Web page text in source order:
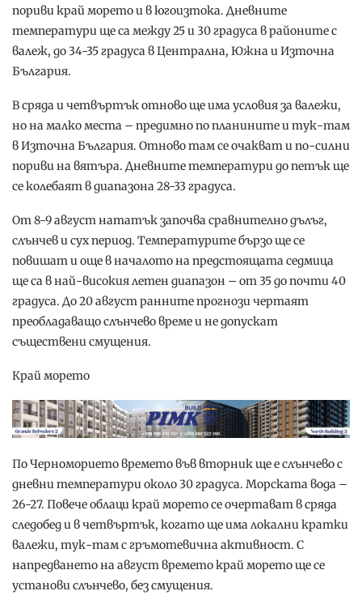
пориви край морето и в югоизтока. Дневните
температури ще са между 25 и 30 градуса в районите с
валеж, до 34-35 градуса в Централна, Южна и Източна
България.
В сряда и четвъртък отново ще има условия за валежи,
но на малко места – предимно по планините и тук-там
в Източна България. Отново там се очакват и по-силни
пориви на вятъра. Дневните температури до петък ще
се колебаят в диапазона 28-33 градуса.
От 8-9 август нататък започва сравнително дълъг,
слънчев и сух период. Температурите бързо ще се
повишат и още в началото на предстоящата седмица
ще са в най-високия летен диапазон – от 35 до почти 40
градуса. До 20 август ранните прогнози чертаят
преобладаващо слънчево време и не допускат
съществени смущения.
Край морето
По Черноморието времето във вторник ще е слънчево с
дневни температури около 30 градуса. Морската вода –
26-27. Повече облаци край морето се очертават в сряда
следобед и в четвъртък, когато ще има локални кратки
валежи, тук-там с гръмотевична активност. С
напредването на август времето край морето ще се
установи слънчево, без смущения.